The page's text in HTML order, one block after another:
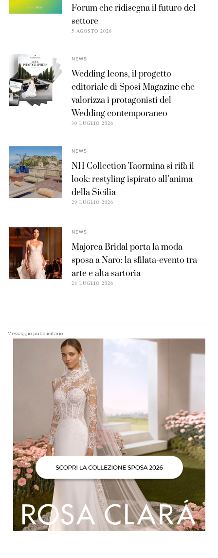
Forum che ridisegna il futuro del
settore
5 AGOSTO 2026
NEWS
Wedding Icons, il progetto
editoriale di Sposi Magazine che
valorizza i protagonisti del
Wedding contemporaneo
30 LUGLIO 2026
NEWS
NH Collection Taormina si rifà il
look: restyling ispirato all’anima
della Sicilia
29 LUGLIO 2026
NEWS
Majorca Bridal porta la moda
sposa a Naro: la sfilata-evento tra
arte e alta sartoria
28 LUGLIO 2026
Messaggio pubblicitario